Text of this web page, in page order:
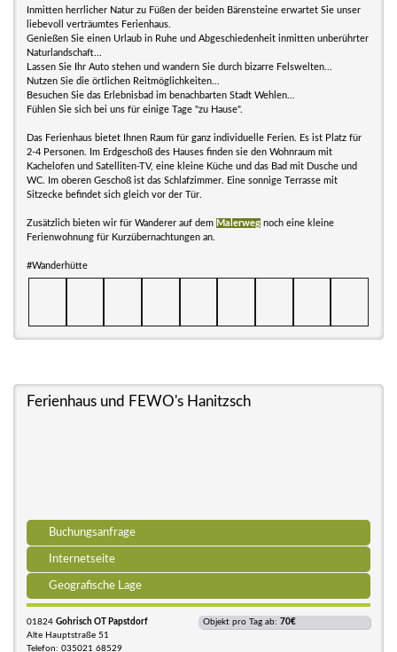
Inmitten herrlicher Natur zu Füßen der beiden Bärensteine erwartet Sie unser
liebevoll verträumtes Ferienhaus.
Genießen Sie einen Urlaub in Ruhe und Abgeschiedenheit inmitten unberührter
Naturlandschaft...
Lassen Sie Ihr Auto stehen und wandern Sie durch bizarre Felswelten...
Nutzen Sie die örtlichen Reitmöglichkeiten...
Besuchen Sie das Erlebnisbad im benachbarten Stadt Wehlen...
Fühlen Sie sich bei uns für einige Tage "zu Hause".
Das Ferienhaus bietet Ihnen Raum für ganz individuelle Ferien. Es ist Platz für
2-4 Personen. Im Erdgeschoß des Hauses finden sie den Wohnraum mit
Kachelofen und Satelliten-TV, eine kleine Küche und das Bad mit Dusche und
WC. Im oberen Geschoß ist das Schlafzimmer. Eine sonnige Terrasse mit
Sitzecke befindet sich gleich vor der Tür.
Zusätzlich bieten wir für Wanderer auf dem Malerweg noch eine kleine
Ferienwohnung für Kurzübernachtungen an.
#Wanderhütte
Ferienhaus und FEWO's Hanitzsch
Buchungsanfrage
Internetseite
Geografische Lage
01824 Gohrisch OT Papstdorf
Alte Hauptstraße 51
Telefon: 035021 68529
Objekt pro Tag ab: 70€